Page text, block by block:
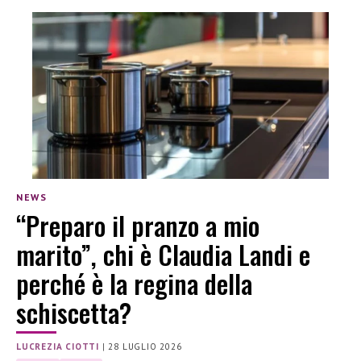
NEWS
“Preparo il pranzo a mio
marito”, chi è Claudia Landi e
perché è la regina della
schiscetta?
LUCREZIA CIOTTI |28 LUGLIO 2026